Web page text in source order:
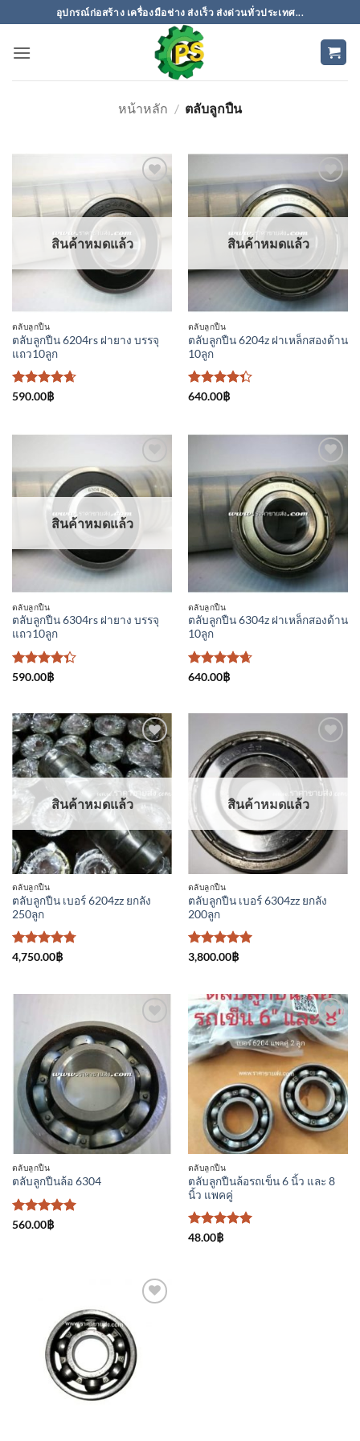
ไป
อุปกรณ์ก่อสร้าง เครื่องมือช่าง ส่งเร็ว ส่งด่วนทั่วประเทศ...
หน้าหลัก / ตลับลูกปืน
เพิ่มเข้า
ใน
ติดตาม
สินค้าหมดแล้ว
ตลับลูกปืน
ตลับลูกปืน 6204rs ฝายาง บรรจุ
แถว10ลูก
ให้คะแนน
คะแนน
590.00฿
เพิ่มเข้า
ใน
รายการ
ติดตาม
สินค้าหมดแล้ว
ตลับลูกปืน
ตลับลูกปืน 6204z ฝาเหล็กสองด้าน
10ลูก
ให้
ตั้งแต่ 1-5
640.00฿
เพิ่มเข้า
ใน
รายการ
ติดตาม
สินค้าหมดแล้ว
ตลับลูกปืน
ตลับลูกปืน 6304rs ฝายาง บรรจุ
แถว10ลูก
ให้
ตั้งแต่ 1-5
คะแนน
590.00฿
เพิ่มเข้า
ใน
รายการ
ที่
ติดตาม
ตลับลูกปืน
ตลับลูกปืน 6304z ฝาเหล็กสองด้าน
10ลูก
ให้คะแนน
คะแนน
640.00฿
เพิ่มเข้า
ใน
ที่
ติดตาม
สินค้าหมดแล้ว
ตลับลูกปืน
ตลับลูกปืน เบอร์ 6204zz ยกลัง
250ลูก
ให้คะแนน
คะแนน
4,750.00฿
เพิ่มเข้า
ใน
รายการ
ที่
ติดตาม
สินค้าหมดแล้ว
ตลับลูกปืน
ตลับลูกปืน เบอร์ 6304zz ยกลัง
200ลูก
ให้คะแนน
3,800.00฿
เพิ่มเข้า
ใน
รายการ
ที่
ติดตาม
ตลับลูกปืน
ตลับลูกปืนล้อ 6304
ให้คะแนน
560.00฿
เพิ่มเข้า
ใน
รายการ
ที่
ติดตาม
ตลับลูกปืน
ตลับลูกปืนล้อรถเข็น 6 นิ้ว และ 8
นิ้ว แพคคู่
ให้คะแนน
48.00฿
ใน
รายการ
ที่
ติดตาม